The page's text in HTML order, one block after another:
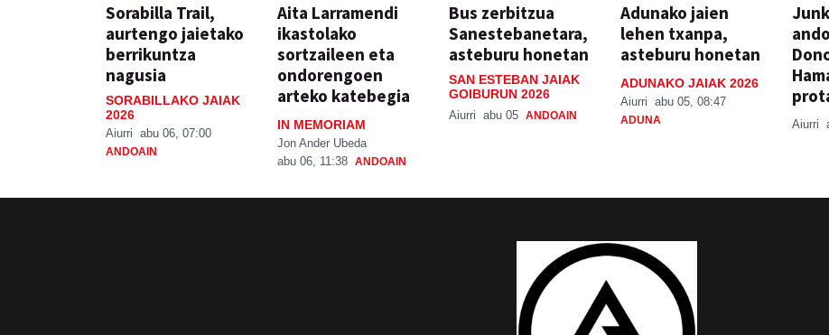
Sorabilla Trail,
aurtengo jaietako
berrikuntza
nagusia
SORABILLAKO JAIAK
2026
Aiurri abu 06, 07:00
ANDOAIN
Aita Larramendi
ikastolako
sortzaileen eta
ondorengoen
arteko katebegia
IN MEMORIAM
Jon Ander Ubeda
abu 06, 11:38 ANDOAIN
Bus zerbitzua
Sanestebanetara,
asteburu honetan
SAN ESTEBAN JAIAK
GOIBURUN 2026
Aiurri abu 05 ANDOAIN
Adunako jaien
lehen txanpa,
asteburu honetan
ADUNAKO JAIAK 2026
Aiurri abu 05, 08:47
ADUNA Aiurri